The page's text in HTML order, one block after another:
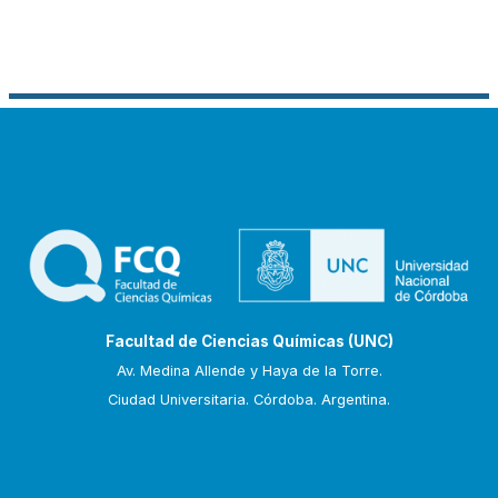
Facultad de Ciencias Químicas (UNC)
Av. Medina Allende y Haya de la Torre.
Ciudad Universitaria. Córdoba. Argentina.